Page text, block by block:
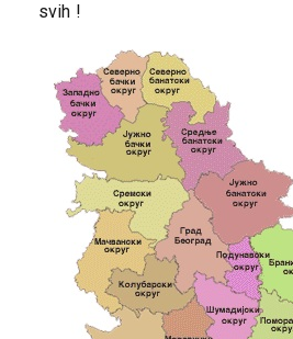
svih !